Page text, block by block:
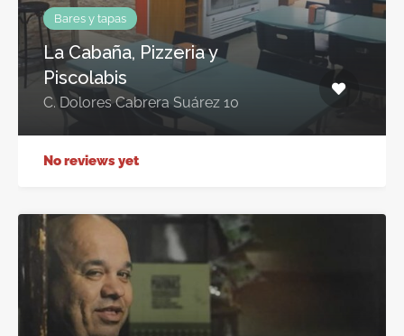
Bares y tapas
La Cabaña, Pizzeria y
Piscolabis
C. Dolores Cabrera Suárez 10
No reviews yet